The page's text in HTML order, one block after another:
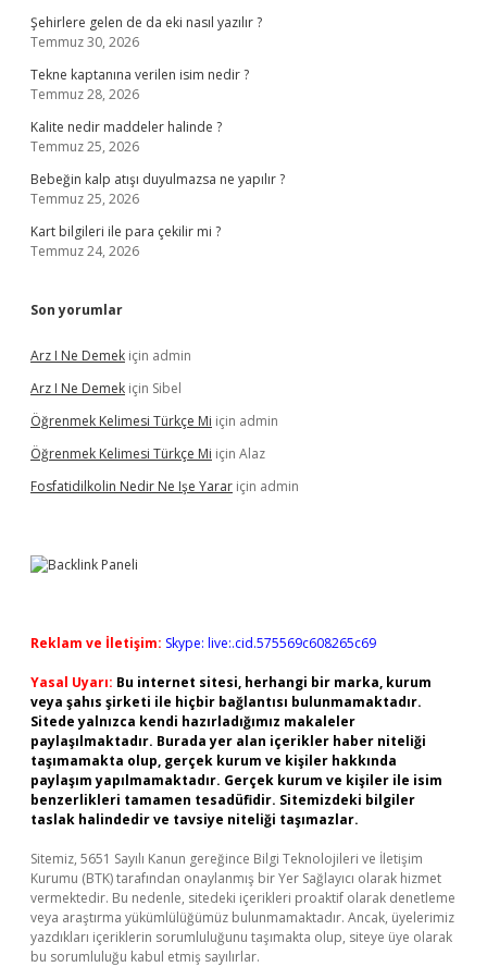
Şehirlere gelen de da eki nasıl yazılır ?
Temmuz 30, 2026
Tekne kaptanına verilen isim nedir ?
Temmuz 28, 2026
Kalite nedir maddeler halinde ?
Temmuz 25, 2026
Bebeğin kalp atışı duyulmazsa ne yapılır ?
Temmuz 25, 2026
Kart bilgileri ile para çekilir mi ?
Temmuz 24, 2026
Son yorumlar
Arz I Ne Demek için admin
Arz I Ne Demek için Sibel
Öğrenmek Kelimesi Türkçe Mi için admin
Öğrenmek Kelimesi Türkçe Mi için Alaz
Fosfatidilkolin Nedir Ne Işe Yarar için admin
Reklam ve İletişim: Skype: live:.cid.575569c608265c69
Yasal Uyarı: Bu internet sitesi, herhangi bir marka, kurum
veya şahıs şirketi ile hiçbir bağlantısı bulunmamaktadır.
Sitede yalnızca kendi hazırladığımız makaleler
paylaşılmaktadır. Burada yer alan içerikler haber niteliği
taşımamakta olup, gerçek kurum ve kişiler hakkında
paylaşım yapılmamaktadır. Gerçek kurum ve kişiler ile isim
benzerlikleri tamamen tesadüfidir. Sitemizdeki bilgiler
taslak halindedir ve tavsiye niteliği taşımazlar.
Sitemiz, 5651 Sayılı Kanun gereğince Bilgi Teknolojileri ve İletişim
Kurumu (BTK) tarafından onaylanmış bir Yer Sağlayıcı olarak hizmet
vermektedir. Bu nedenle, sitedeki içerikleri proaktif olarak denetleme
veya araştırma yükümlülüğümüz bulunmamaktadır. Ancak, üyelerimiz
yazdıkları içeriklerin sorumluluğunu taşımakta olup, siteye üye olarak
bu sorumluluğu kabul etmiş sayılırlar.